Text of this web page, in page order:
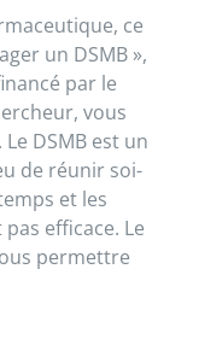
ce
un DSMB »,
par le
vous
DSMB est un
de réunir soi-
et les
efficace. Le
permettre